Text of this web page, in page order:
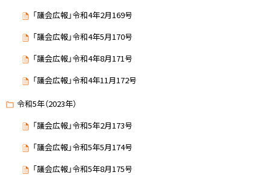
「議会広報」令和4年2月169号
「議会広報」令和4年5月170号
「議会広報」令和4年8月171号
「議会広報」令和4年11月172号
令和5年（2023年）
「議会広報」令和5年2月173号
「議会広報」令和5年5月174号
「議会広報」令和5年8月175号